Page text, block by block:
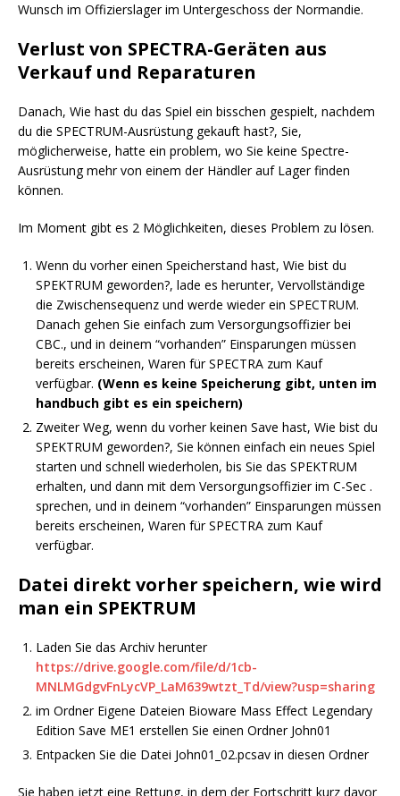
Wunsch im Offizierslager im Untergeschoss der Normandie.
Verlust von SPECTRA-Geräten aus
Verkauf und Reparaturen
Danach, Wie hast du das Spiel ein bisschen gespielt, nachdem
du die SPECTRUM-Ausrüstung gekauft hast?, Sie,
möglicherweise, hatte ein problem, wo Sie keine Spectre-
Ausrüstung mehr von einem der Händler auf Lager finden
können.
Im Moment gibt es 2 Möglichkeiten, dieses Problem zu lösen.
Wenn du vorher einen Speicherstand hast, Wie bist du
SPEKTRUM geworden?, lade es herunter, Vervollständige
die Zwischensequenz und werde wieder ein SPECTRUM.
Danach gehen Sie einfach zum Versorgungsoffizier bei
CBC., und in deinem “vorhanden” Einsparungen müssen
bereits erscheinen, Waren für SPECTRA zum Kauf
verfügbar. (Wenn es keine Speicherung gibt, unten im
handbuch gibt es ein speichern)
Zweiter Weg, wenn du vorher keinen Save hast, Wie bist du
SPEKTRUM geworden?, Sie können einfach ein neues Spiel
starten und schnell wiederholen, bis Sie das SPEKTRUM
erhalten, und dann mit dem Versorgungsoffizier im C-Sec .
sprechen, und in deinem “vorhanden” Einsparungen müssen
bereits erscheinen, Waren für SPECTRA zum Kauf
verfügbar.
Datei direkt vorher speichern, wie wird
man ein SPEKTRUM
Laden Sie das Archiv herunter
https://drive.google.com/file/d/1cb-
MNLMGdgvFnLycVP_LaM639wtzt_Td/view?usp=sharing
im Ordner Eigene Dateien Bioware Mass Effect Legendary
Edition Save ME1 erstellen Sie einen Ordner John01
Entpacken Sie die Datei John01_02.pcsav in diesen Ordner
Sie haben jetzt eine Rettung, in dem der Fortschritt kurz davor